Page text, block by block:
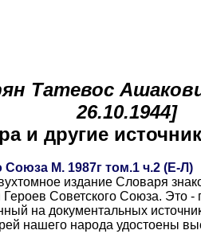
Татевос
26.10.1944]
и другие
Союза М. 1987г том.1 ч.2 (Е-Л)
издание Словаря
Советского Союза. Это -
на документальных
нашего народа удостоены